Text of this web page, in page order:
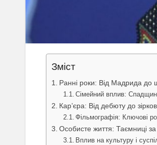
Зміст
Ранні роки: Від Мадрида до
Сімейний вплив:
Кар’єра: Від дебюту до
Фільмографія: Ключові
Особисте життя: Таємниці
Вплив на культуру і